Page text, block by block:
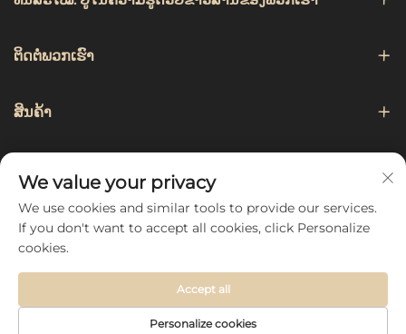
ຕິດຕໍ່ພວກເຮົາ
ສິນຄ້າ
ຕິດຕາມພວກເຮົາ
Copyright © 2026 by Hebei Chengji Textile Co., Ltd -
We value your privacy
We use cookies and similar tools to provide our services.
If you don't want to accept all cookies, click Personalize
cookies.
Personalize cookies
Accept all